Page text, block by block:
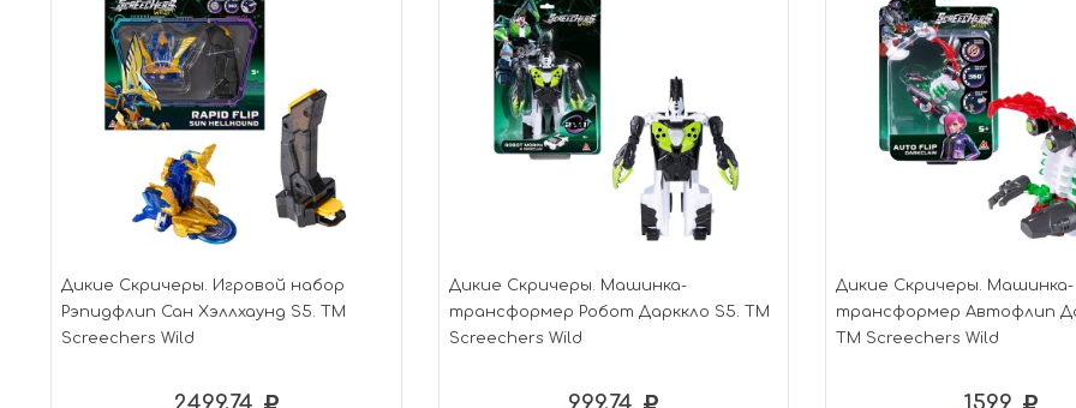
Дикие Скричеры. Игровой набор
Рэпидфлип Сан Хэллхаунд S5. ТМ
Screechers Wild
2499.74
Дикие Скричеры. Машинка-
трансформер Робот Дарккло S5. ТМ
Screechers Wild
999.74
Дикие Скричеры. Машинка-
трансформер Автофлип
ТМ Screechers Wild
1599